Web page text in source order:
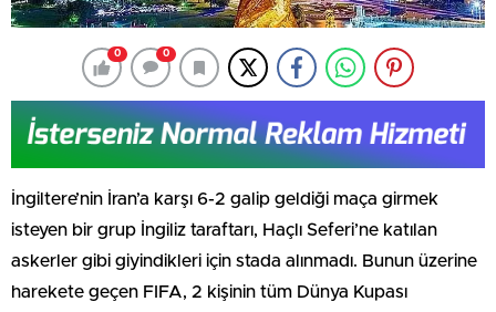
0 0
İngiltere’nin İran’a karşı 6-2 galip geldiği maça girmek
isteyen bir grup İngiliz taraftarı, Haçlı Seferi’ne katılan
askerler gibi giyindikleri için stada alınmadı. Bunun üzerine
harekete geçen FIFA, 2 kişinin tüm Dünya Kupası